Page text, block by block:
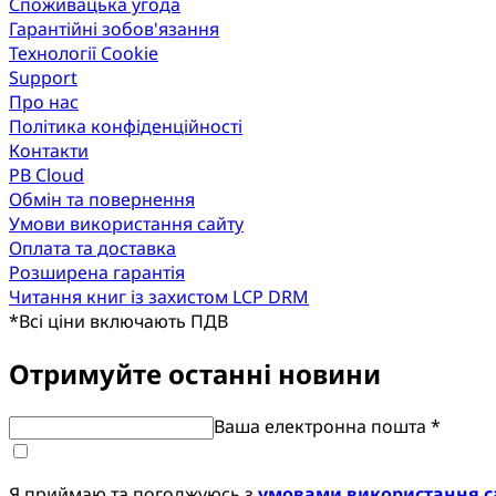
Гарантійні зобов'язання
Технології Cookie
Support
Про нас
Політика конфіденційності
Контакти
PB Cloud
Обмін та повернення
Умови використання сайту
Оплата та доставка
Розширена гарантія
Читання книг із захистом LCP DRM
*Всі ціни включають ПДВ
Отримуйте останні новини
Ваша електронна пошта *